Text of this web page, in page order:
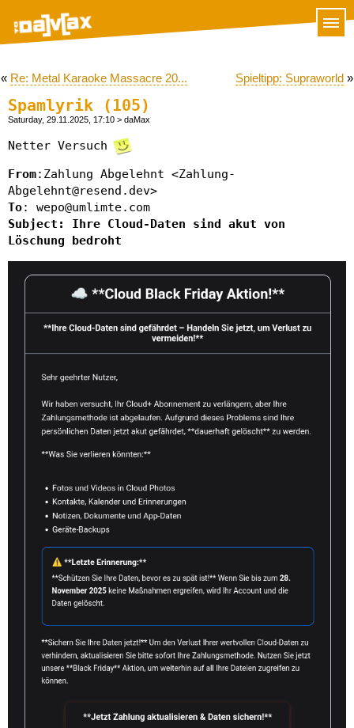
« Re: Metal Karaoke Massacre 20... Spieltipp: Supraworld »
Spamlyrik (105)
Saturday, 29.11.2025, 17:10 > daMax
Netter Versuch
From:Zahlung Abgelehnt <Zahlung-
Abgelehnt@resend.dev>
To: wepo@umlimte.com
Subject: Ihre Cloud-Daten sind akut von
Löschung bedroht